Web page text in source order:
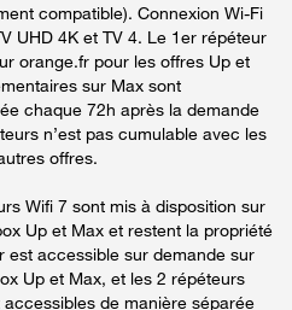
compatible). Connexion Wi-Fi
UHD 4K et TV 4. Le 1er répéteur
orange.fr pour les offres Up et
sur Max sont
chaque 72h après la demande
n’est pas cumulable avec les
offres.
Wifi 7 sont mis à disposition sur
Up et Max et restent la propriété
est accessible sur demande sur
Up et Max, et les 2 répéteurs
de manière séparée